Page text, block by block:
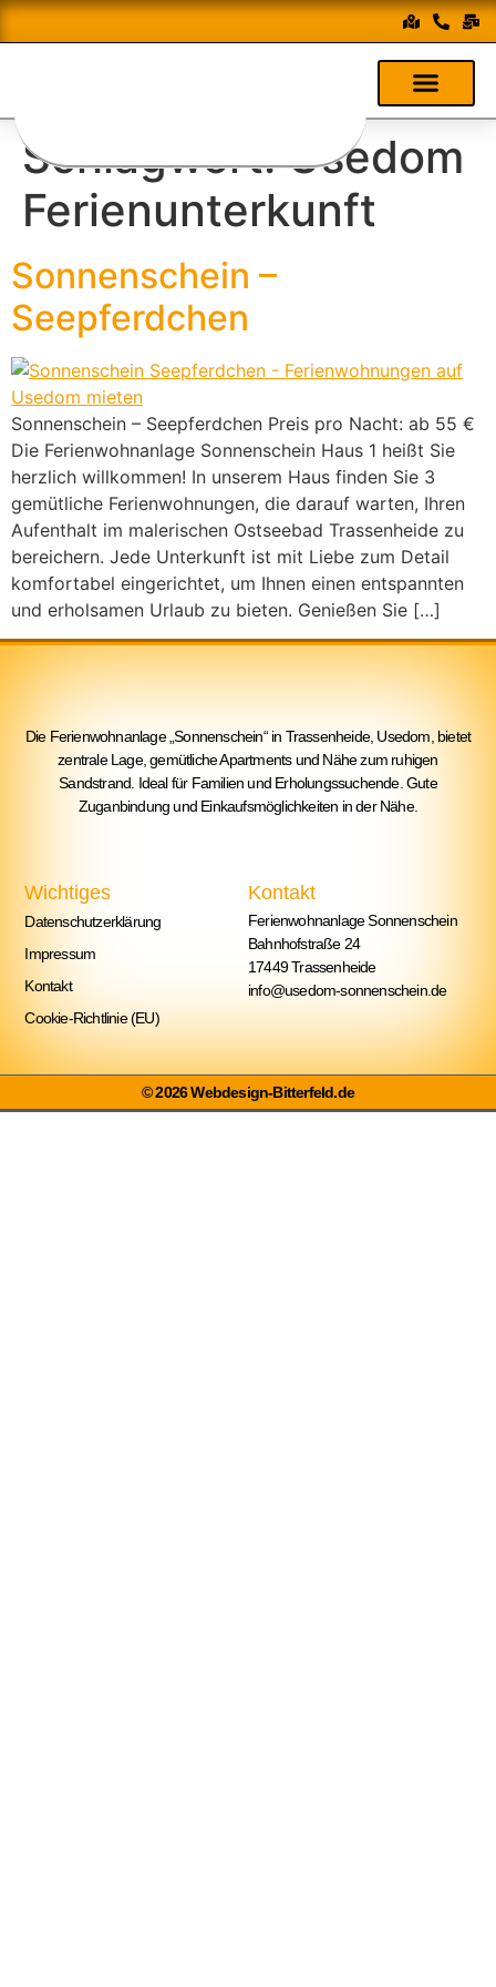
Schlagwort:Usedom
Ferienunterkunft
Sonnenschein –
Seepferdchen
Sonnenschein – Seepferdchen Preis pro Nacht: ab 55 €
Die Ferienwohnanlage Sonnenschein Haus 1 heißt Sie
herzlich willkommen! In unserem Haus finden Sie 3
gemütliche Ferienwohnungen, die darauf warten, Ihren
Aufenthalt im malerischen Ostseebad Trassenheide zu
bereichern. Jede Unterkunft ist mit Liebe zum Detail
komfortabel eingerichtet, um Ihnen einen entspannten
und erholsamen Urlaub zu bieten. Genießen Sie […]
Die Ferienwohnanlage „Sonnenschein“ in Trassenheide, Usedom, bietet
zentrale Lage, gemütliche Apartments und Nähe zum ruhigen
Sandstrand. Ideal für Familien und Erholungssuchende. Gute
Zuganbindung und Einkaufsmöglichkeiten in der Nähe.
Wichtiges
Datenschutzerklärung
Impressum
Kontakt
Cookie-Richtlinie (EU)
Kontakt
Ferienwohnanlage Sonnenschein
Bahnhofstraße 24
17449 Trassenheide
info@usedom-sonnenschein.de
© 2026 Webdesign-Bitterfeld.de